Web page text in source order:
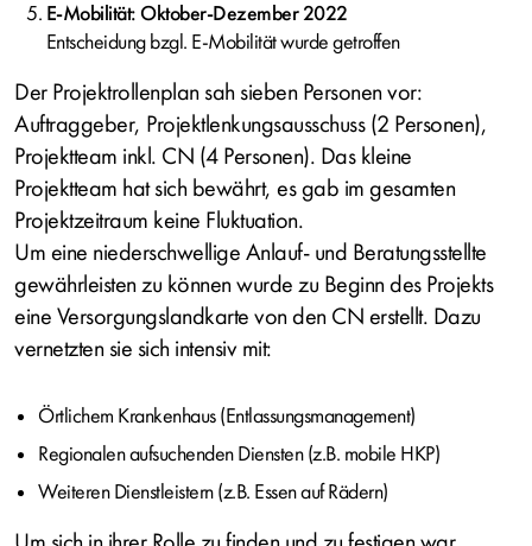
E-Mobilität: Oktober-Dezember 2022
Entscheidung bzgl. E-Mobilität wurde getroffen
Der Projektrollenplan sah sieben Personen vor:
Auftraggeber, Projektlenkungsausschuss (2 Personen),
Projektteam inkl. CN (4 Personen). Das kleine
Projektteam hat sich bewährt, es gab im gesamten
Projektzeitraum keine Fluktuation.
Um eine niederschwellige Anlauf- und Beratungsstellte
gewährleisten zu können wurde zu Beginn des Projekts
eine Versorgungslandkarte von den CN erstellt. Dazu
vernetzten sie sich intensiv mit:
Örtlichem Krankenhaus (Entlassungsmanagement)
Regionalen aufsuchenden Diensten (z.B. mobile HKP)
Weiteren Dienstleistern (z.B. Essen auf Rädern)